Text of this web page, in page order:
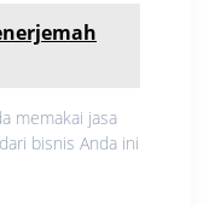
memakai jasa
bisnis Anda ini